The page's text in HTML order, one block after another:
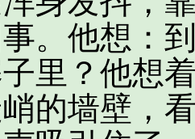
。他想：
里？他想
的墙壁，